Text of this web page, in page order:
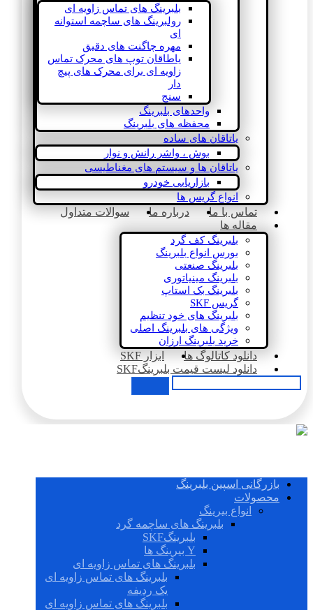
بلبرینگ های تماس زاویه ای
رولبرینگ های ساچمه استوانه
ای
مهره چاگنت های دقیق
یاطاقان توپ های محرک تماس
زاویه ای برای محرک های پیچ
دار
سنج
واحدهای بلبرینگ
محفظه های بلبرینگ
یاتاقان های ساده
بوش ، واشر رانش و نوار
یاتاقان ها و سیستم های مغناطیسی
بازاریابی خودرو
انواع گریس ها
تماس با ما درباره ما
سوالات متداول
مقاله ها
بلبرینگ کف گرد
بورس انواع بلبرینگ
بلبرینگ صنعتی
بلبرینگ مینیاتوری
بلبرینگ بک استاپ
گریس SKF
بلبرینگ های خود تنظیم
ویژگی های بلبرینگ اصلی
خرید بلبرینگ ارزان
دانلود کاتالوگ ها
ابزار SKF
دانلود لیست قیمت بلبرینگSKF
بازرگانی اسپین بلبرینگ
محصولات
انواع بیرینگ
بلبرینگ های ساچمه گرد
بلبرینگSKF
Y بیرینگ ها
بلبرینگ های تماس زاویه ای
بلبرینگ های تماس زاویه ای
یک ردیفه
بلبرینگ های تماس زاویه ای